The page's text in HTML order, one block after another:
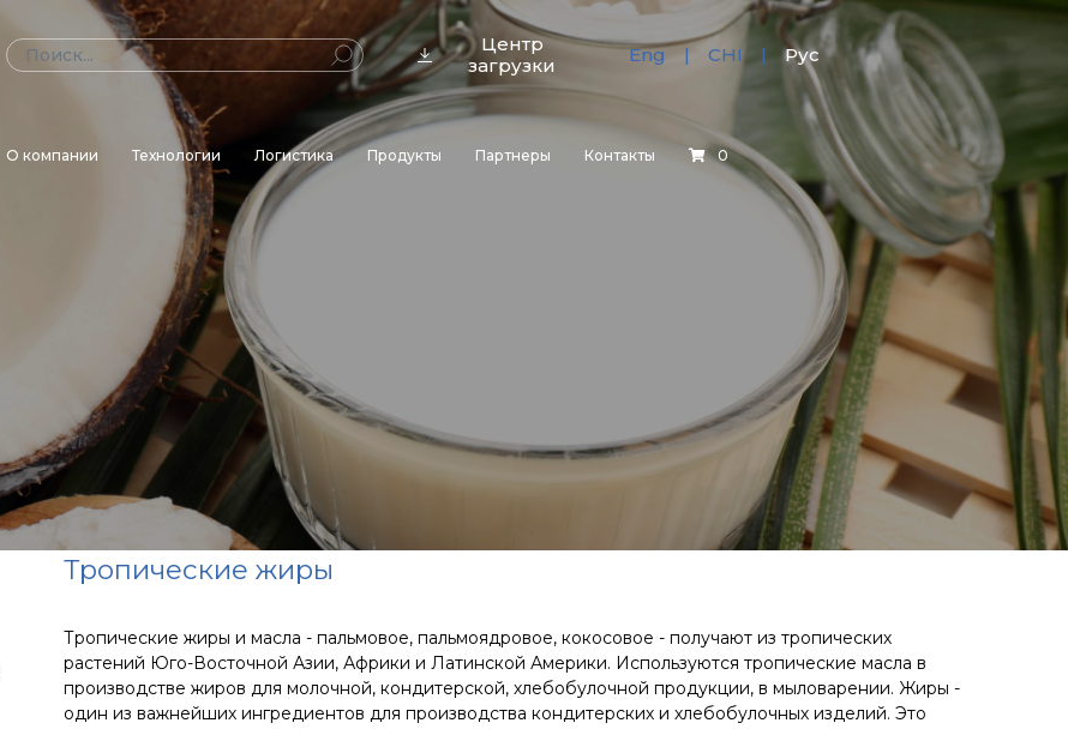
Центр
загрузки
Eng CHI Рус
О компании Технологии Логистика Продукты Партнеры Контакты 0
Тропические жиры
Тропические жиры и масла - пальмовое, пальмоядровое, кокосовое - получают из тропических
растений Юго-Восточной Азии, Африки и Латинской Америки. Используются тропические масла в
производстве жиров для молочной, кондитерской, хлебобулочной продукции, в мыловарении. Жиры -
один из важнейших ингредиентов для производства кондитерских и хлебобулочных изделий. Это